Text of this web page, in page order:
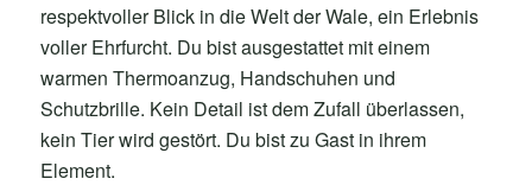
respektvoller Blick in die Welt der Wale, ein Erlebnis
voller Ehrfurcht. Du bist ausgestattet mit einem
warmen Thermoanzug, Handschuhen und
Schutzbrille. Kein Detail ist dem Zufall überlassen,
kein Tier wird gestört. Du bist zu Gast in ihrem
Element.